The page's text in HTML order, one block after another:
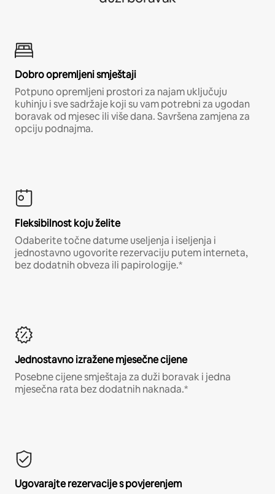
Dobro opremljeni smještaji
Potpuno opremljeni prostori za najam uključuju
kuhinju i sve sadržaje koji su vam potrebni za ugodan
boravak od mjesec ili više dana. Savršena zamjena za
opciju podnajma.
Fleksibilnost koju želite
Odaberite točne datume useljenja i iseljenja i
jednostavno ugovorite rezervaciju putem interneta,
bez dodatnih obveza ili papirologije.*
Jednostavno izražene mjesečne cijene
Posebne cijene smještaja za duži boravak i jedna
mjesečna rata bez dodatnih naknada.*
Ugovarajte rezervacije s povjerenjem